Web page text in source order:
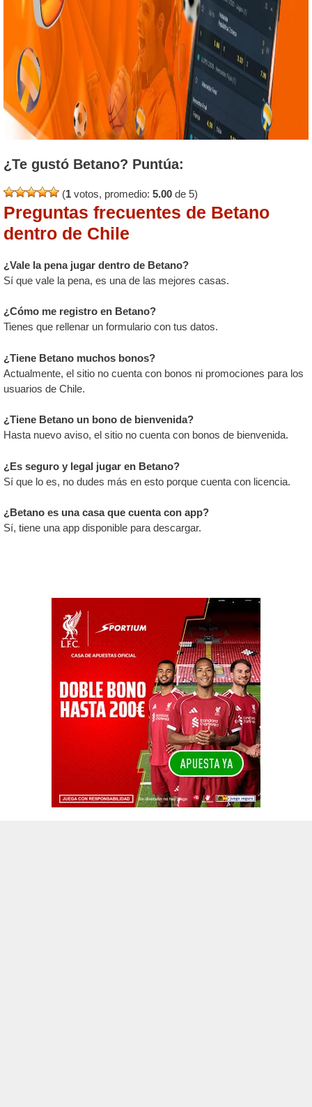
¿Te gustó Betano? Puntúa:
(1 votos, promedio: 5.00 de 5)
Preguntas frecuentes de Betano
dentro de Chile
¿Vale la pena jugar dentro de Betano?
Sí que vale la pena, es una de las mejores casas.
¿Cómo me registro en Betano?
Tienes que rellenar un formulario con tus datos.
¿Tiene Betano muchos bonos?
Actualmente, el sitio no cuenta con bonos ni promociones para los
usuarios de Chile.
¿Tiene Betano un bono de bienvenida?
Hasta nuevo aviso, el sitio no cuenta con bonos de bienvenida.
¿Es seguro y legal jugar en Betano?
Sí que lo es, no dudes más en esto porque cuenta con licencia.
¿Betano es una casa que cuenta con app?
Sí, tiene una app disponible para descargar.